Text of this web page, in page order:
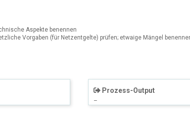
Aspekte benennen
Vorgaben (für Netzentgelte) prüfen; etwaige Mängel
Prozess-Output
–